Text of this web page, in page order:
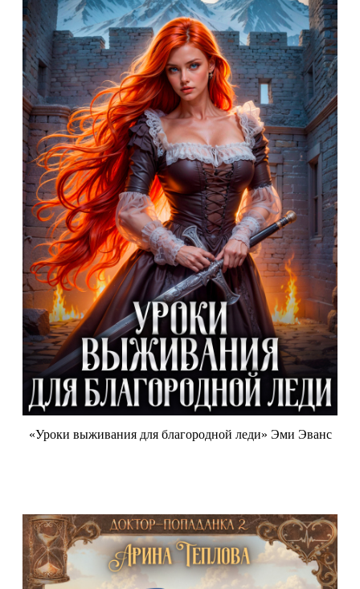
«Уроки выживания для благородной леди» Эми Эванс